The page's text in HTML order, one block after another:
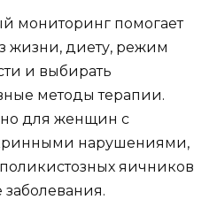
мониторинг помогает
жизни, диету, режим
и выбирать
методы терапии.
для женщин с
нарушениями,
яичников